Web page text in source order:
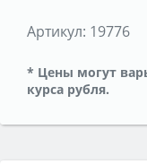
Артикул: 19776
* Цены могут
курса рубля.